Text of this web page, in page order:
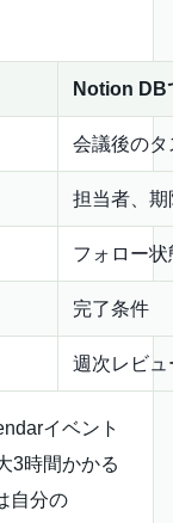
Notion DB
会議後のタ
担当者、
フォロー状
完了条件
週次レビュ
イベント
3時間かかる
自分の